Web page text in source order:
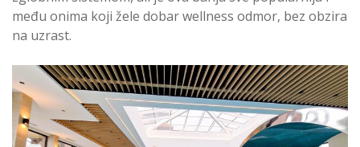
među onima koji žele dobar wellness odmor, bez obzira
na uzrast.